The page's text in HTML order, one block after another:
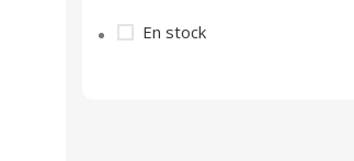
En stock